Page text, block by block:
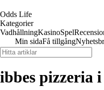
Odds Life
Kategorier
VadhållningKasinoSpel
Min sidaFå tillgång
ibbes pizzeria